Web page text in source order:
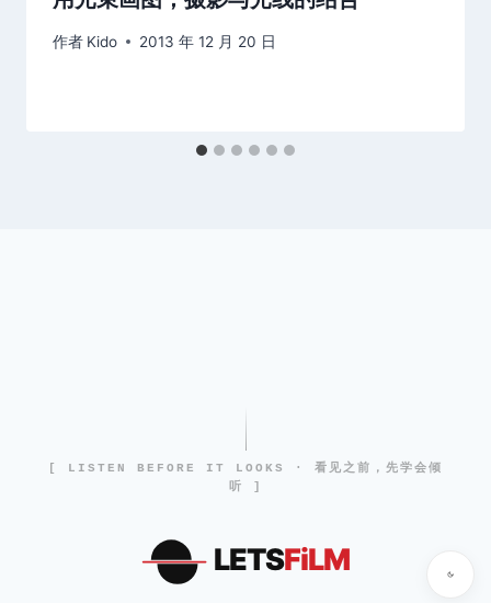
作者 Kido 2013 年 12 月 20 日
[ LISTEN BEFORE IT LOOKS · 看见之前，先学会倾
听 ]
LETSFiLM